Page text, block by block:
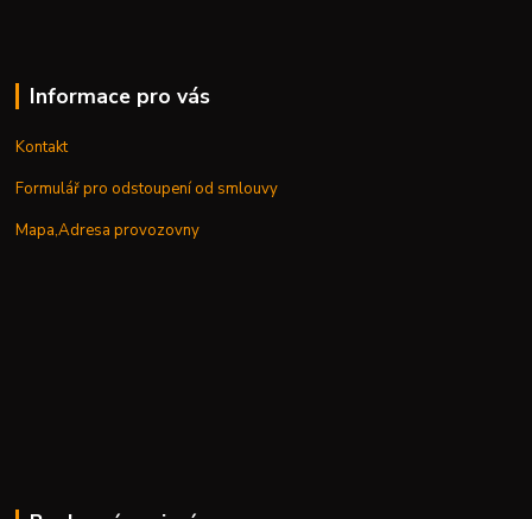
Informace pro vás
Kontakt
Formulář pro odstoupení od smlouvy
Mapa,Adresa provozovny